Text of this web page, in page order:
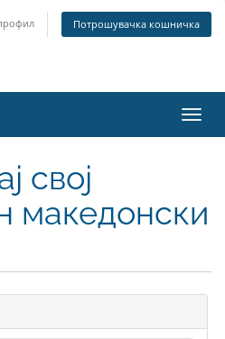
Потрошувачка кошничка
ја
свој
македонски